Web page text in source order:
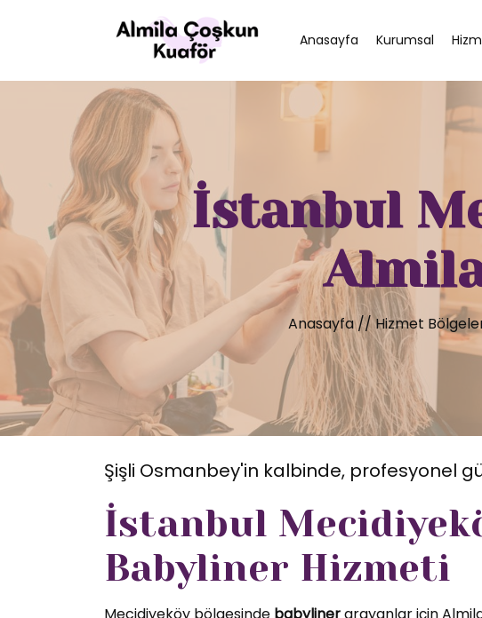
Anasayfa Kurumsal
İstanbul
Anasayfa//Hizmet
Şişli Osmanbey'in kalbinde, profesyonel
İstanbul
Babyliner Hizmeti